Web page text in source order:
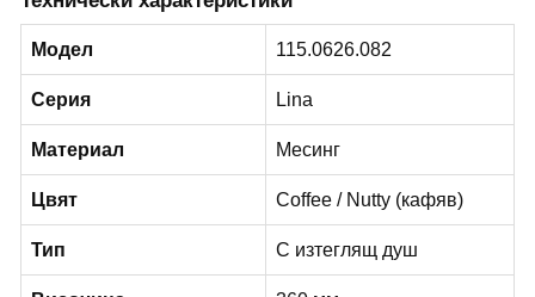
Модел 115.0626.082
Серия Lina
Материал Месинг
Цвят Coffee / Nutty (кафяв)
Тип С изтеглящ душ